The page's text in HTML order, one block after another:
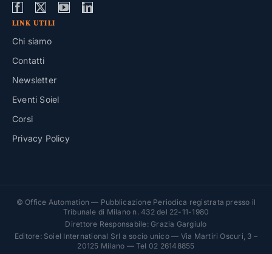
LINK UTILI
Chi siamo
Contatti
Newsletter
Eventi Soiel
Corsi
Privacy Policy
© Office Automation — Pubblicazione Periodica registrata presso il
Tribunale di Milano n. 432 del 22-11-1980
Direttore Responsabile: Grazia Gargiulo
Editore: Soiel International Srl a socio unico — Via Martiri Oscuri, 3 –
20125 Milano — Tel 02 26148855